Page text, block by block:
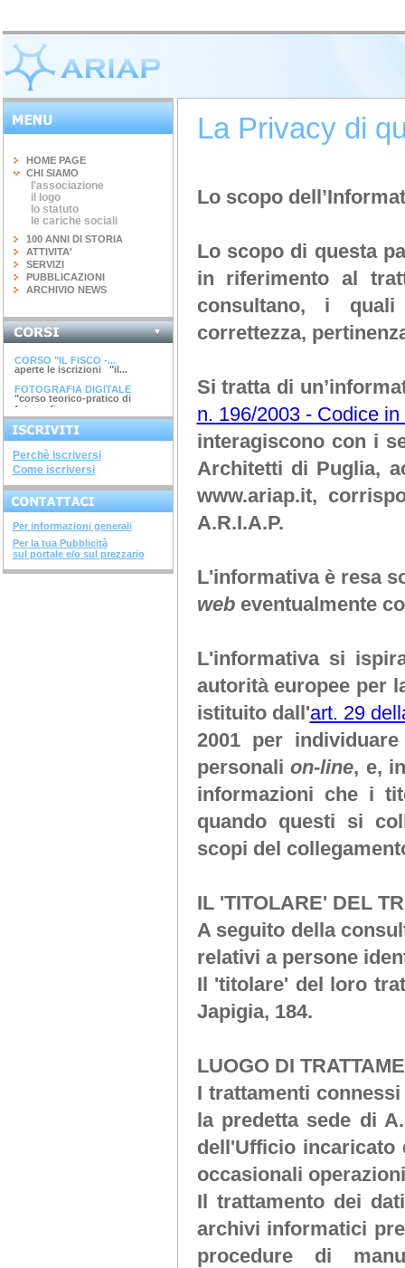
HOME PAGE
CHI SIAMO
l'associazione
il logo
lo statuto
le cariche sociali
100 ANNI DI STORIA
ATTIVITA'
SERVIZI
PUBBLICAZIONI
ARCHIVIO NEWS
INGEGNERIA DEL...
terminato il corso di 20 ore...
CORSO "IL FISCO -...
aperte le iscrizioni "il...
FOTOGRAFIA DIGITALE
"corso teorico-pratico di
fotografia...
ARGINI, SPONDE E...
corso di 4 ore argini, spinde
e...
avviato il corso di 28 ore...
SISTEMI COSTRUTTIVI...
terminato il corso di 32 ore...
NUOVI DECRETI SU...
terminato il...
METODOLOGIE...
terminato il corso di 28...
SOVRASTRUTTURE...
terminato il corso di 12 ore...
Perchè iscriversi
Come iscriversi
Per informazioni generali
Per la tua Pubblicità
sul portale e/o sul prezzario
La Privacy di
Lo scopo
Lo scopo di questa
in riferimento al
consultano, i
correttezza,
Si tratta di
n. 196/2003 - Codice
interagiscono con i
Architetti di Puglia,
www.ariap.it,
A.R.I.A.P.
L'informativa è resa
webeventualmente
L'informativa si
autorità europee per
istituito dall'art. 29
2001 per
personali on-line, e,
informazioni che i
quando questi si
scopi del
IL 'TITOLARE' DEL
A seguito della
relativi a persone
Il 'titolare' del loro
Japigia, 184.
LUOGO DI
I trattamenti
la predetta sede di
dell'Ufficio incaricato
occasionali
Il trattamento dei
archivi informatici
procedure di